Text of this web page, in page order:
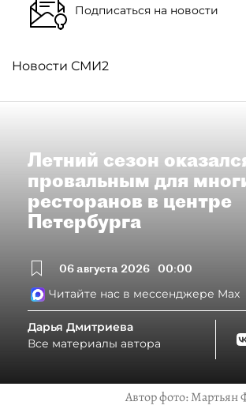
Подписаться на новости
Новости СМИ2
Летний сезон
провальным для
ресторанов в центре
Петербурга
06 августа 2026 00:00
Читайте нас в мессенджере Max
Дарья Дмитриева
Все материалы автора
Автор фото:Мартьян